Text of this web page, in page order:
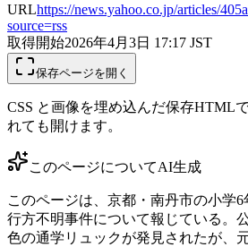
URLhttps://news.yahoo.co.jp/articles/
source=rss
取得開始2026年4月3日 17:17 JST
保存ページを開く
CSS と画像を埋め込んだ保存HTML
れても開けます。
このページについてAI生成
このページは、京都・南丹市の小学
行方不明事件について報じている。
色の通学リュックが発見されたが、